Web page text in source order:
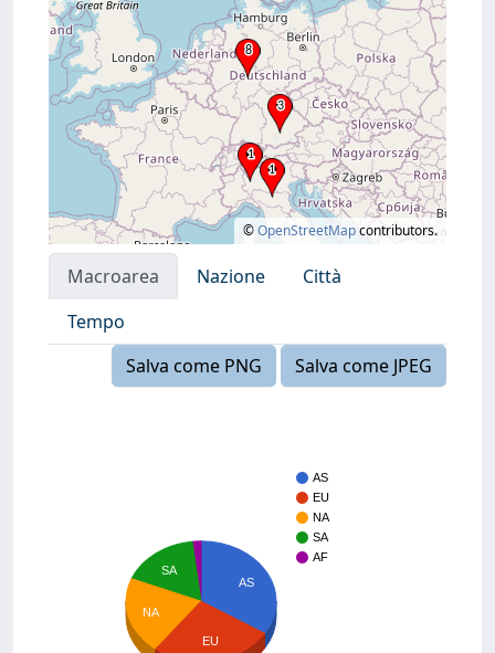
©OpenStreetMapcontributors.
Macroarea Nazione
Città
Tempo
Salva come PNG
Salva come JPEG
AS
EU
NA
SA
AF
AS
SA
NA
EU